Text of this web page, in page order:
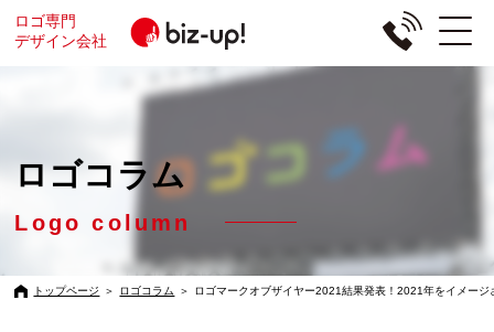
ロゴ専門
デザイン会社
ロゴコラム
Logo column
トップページ ＞ ロゴコラム ＞ ロゴマークオブザイヤー2021結果発表！2021年をイメー